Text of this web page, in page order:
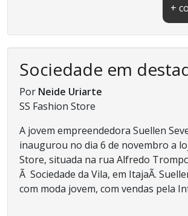
+
Sociedade em
Por Neide Uriarte
SS Fashion Store
A jovem empreendedora Suellen
inaugurou no dia 6 de novembro a
Store, situada na rua Alfredo
Ã Sociedade da Vila, em ItajaÃ­.
com moda jovem, com vendas pela